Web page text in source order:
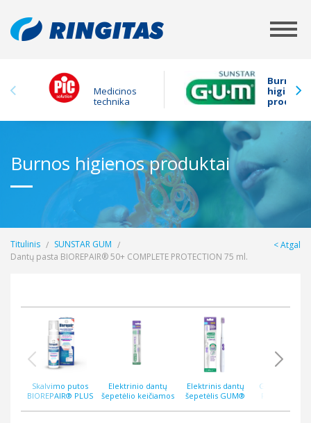
Medicinos
technika
Burnos
higienos
Burnos higienos produktai
Atgal
Titulinis
SUNSTAR GUM
Dantų pasta BIOREPAIR® 50+ COMPLETE PROTECTION 75 ml.
Skalvimo putos
BIOREPAIR® PLUS
TREATMENT
Elektrinio dantų
šepetėlio keičiamos
SONIC ORTHO
Elektrinis dantų
šepetėlis GUM®
EXPERT
GUM®
RINKINYS;
SONIC